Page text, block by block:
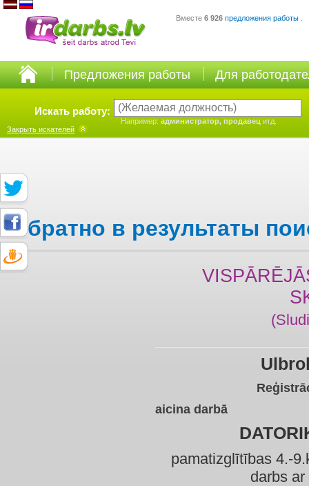
Вместе 6 926 предложения работы
Предложения работы Для
Искать работу:
Например: администратор, продавец итд.
Закрыть искателей
Обратно в результаты
aicina darbā
pamatizglītības 4.-
darbs